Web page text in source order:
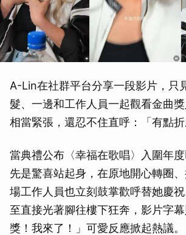
A-Lin在社群平台分享一段影片，只
髮、一邊和工作人員一起觀看金曲
相當緊張，還忍不住直呼：「有點折
當典禮公布〈幸福在歌唱〉入圍年
先是驚喜站起身，在原地開心轉圈
場工作人員也立刻鼓掌歡呼替她慶
至直接光著腳往樓下狂奔，影片字
獎！我來了！」可愛反應掀起熱議。